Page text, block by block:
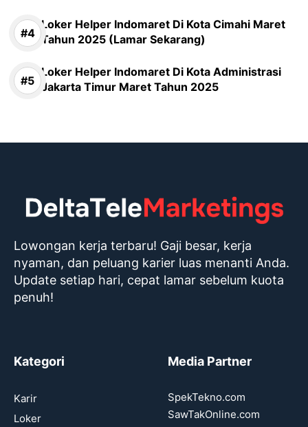
Loker Helper Indomaret Di Kota Cimahi Maret
Tahun 2025 (Lamar Sekarang)
Loker Helper Indomaret Di Kota Administrasi
Jakarta Timur Maret Tahun 2025
Lowongan kerja terbaru! Gaji besar, kerja
nyaman, dan peluang karier luas menanti Anda.
Update setiap hari, cepat lamar sebelum kuota
penuh!
Kategori
Karir
Loker
Media Partner
SpekTekno.com
SawTakOnline.com